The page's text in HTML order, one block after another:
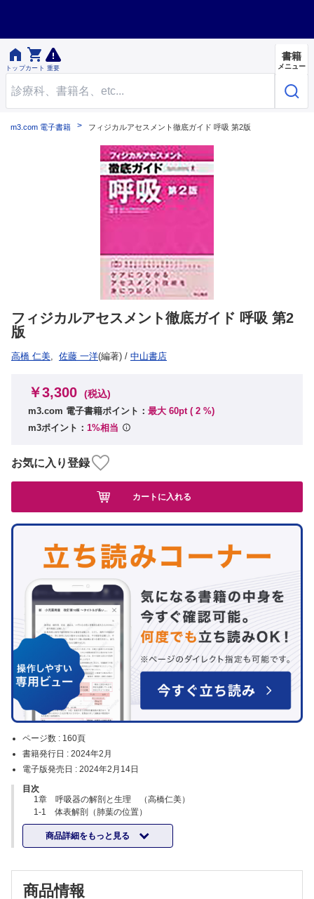

トップ

カート 重要
書籍
メニュー
m3.com 電子書籍 フィジカルアセスメント徹底ガイド 呼吸 第2版
フィジカルアセスメント徹底ガイド 呼吸 第2
版
高橋 仁美, 佐藤 一洋(編著) / 中山書店
ページ数 : 160頁
書籍発行日 : 2024年2月
電子版発売日 : 2024年2月14日
目次
1章 呼吸器の解剖と生理 （高橋仁美）
1-1 体表解剖（肺葉の位置）
1-2 肺区域と肺葉気管支
1-3 呼吸器のしくみと働き
1-4 ガスの交換と運搬
2-2 視診
商品詳細をもっと見る
￥3,300 (税込)
m3.com 電子書籍ポイント： 最大 60pt ( 2 %)
m3ポイント： 1%相当
お気に入り登録
カートに入れる
商品情報